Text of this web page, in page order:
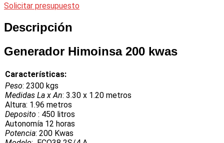
Solicitar presupuesto
Descripción
Generador Himoinsa 200 kwas
Características:
Peso: 2300 kgs
Medidas La x An: 3.30 x 1.20 metros
Altura: 1.96 metros
Deposito : 450 litros
Autonomía 12 horas
Potencia: 200 Kwas